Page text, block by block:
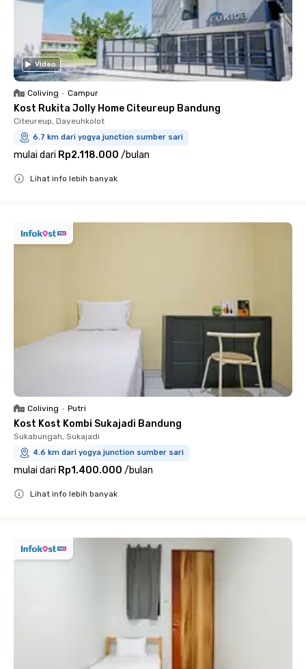
Video
Coliving • Campur
Kost Rukita Jolly Home Citeureup Bandung
Citeureup, Dayeuhkolot
6.7 km dari yogya junction sumber sari
mulai dari Rp2.118.000 /bulan
Lihat info lebih banyak
Coliving • Putri
Kost Kost Kombi Sukajadi Bandung
Sukabungah, Sukajadi
4.6 km dari yogya junction sumber sari
mulai dari Rp1.400.000 /bulan
Lihat info lebih banyak